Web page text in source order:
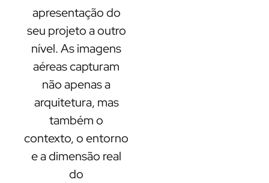
apresentação do
seu projeto a outro
nível. As imagens
aéreas capturam
não apenas a
arquitetura, mas
também o
contexto, o entorno
e a dimensão real
do